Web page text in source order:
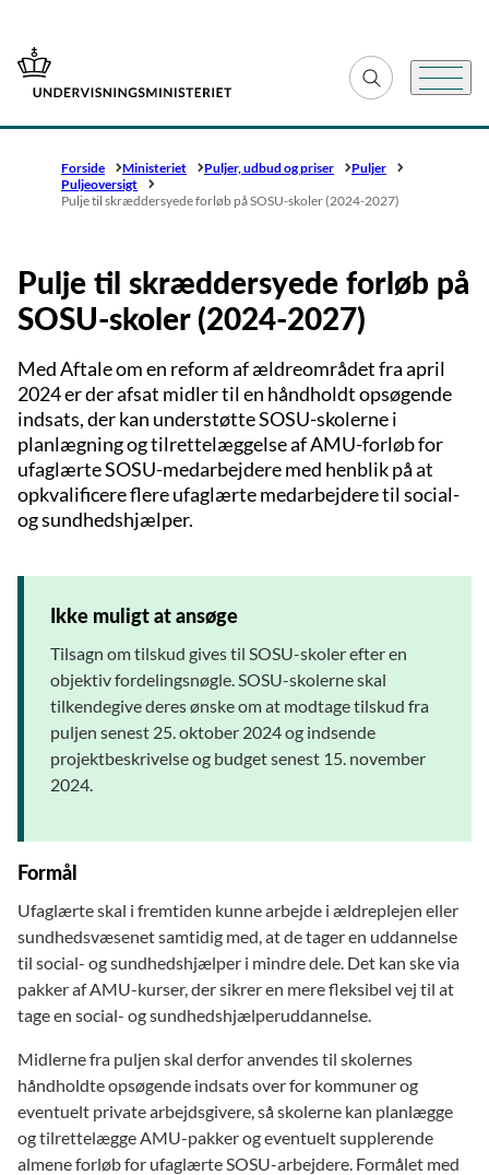
Gå til forsiden Fold søgefelt ud
Menu
Forside Ministeriet Puljer, udbud og priser
Puljer
Puljeoversigt
Pulje til skræddersyede forløb på SOSU-skoler (2024-2027)
Pulje til skræddersyede forløb på
SOSU-skoler (2024-2027)
Med Aftale om en reform af ældreområdet fra april
2024 er der afsat midler til en håndholdt opsøgende
indsats, der kan understøtte SOSU-skolerne i
planlægning og tilrettelæggelse af AMU-forløb for
ufaglærte SOSU-medarbejdere med henblik på at
opkvalificere flere ufaglærte medarbejdere til social-
og sundhedshjælper.
Ikke muligt at ansøge
Tilsagn om tilskud gives til SOSU-skoler efter en
objektiv fordelingsnøgle. SOSU-skolerne skal
tilkendegive deres ønske om at modtage tilskud fra
puljen senest 25. oktober 2024 og indsende
projektbeskrivelse og budget senest 15. november
2024.
Formål
Ufaglærte skal i fremtiden kunne arbejde i ældreplejen eller
sundhedsvæsenet samtidig med, at de tager en uddannelse
til social- og sundhedshjælper i mindre dele. Det kan ske via
pakker af AMU-kurser, der sikrer en mere fleksibel vej til at
tage en social- og sundhedshjælperuddannelse.
Midlerne fra puljen skal derfor anvendes til skolernes
håndholdte opsøgende indsats over for kommuner og
eventuelt private arbejdsgivere, så skolerne kan planlægge
og tilrettelægge AMU-pakker og eventuelt supplerende
almene forløb for ufaglærte SOSU-arbejdere. Formålet med